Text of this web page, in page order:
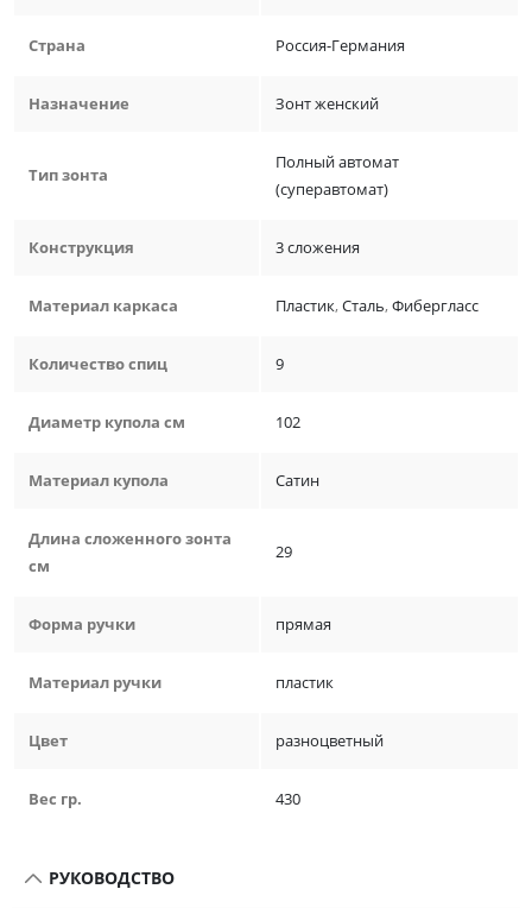
Страна Россия-Германия
Назначение Зонт женский
Тип зонта
Полный автомат
(суперавтомат)
Конструкция 3 сложения
Материал каркаса Пластик,Сталь,Фибергласс
Количество спиц 9
Диаметр купола см 102
Материал купола Сатин
Длина сложенного зонта
см
29
Форма ручки прямая
Материал ручки пластик
Цвет разноцветный
Вес гр. 430
РУКОВОДСТВО